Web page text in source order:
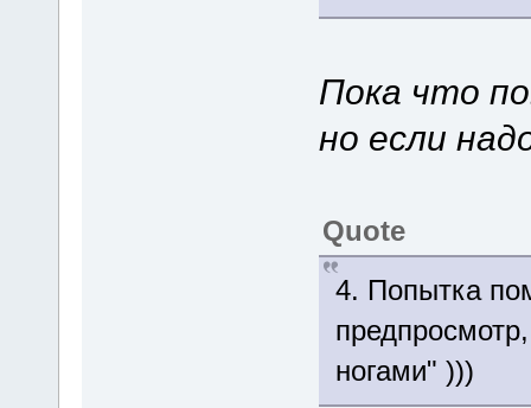
Пока что
но если
Quote
4. Попытка
ногами" )))